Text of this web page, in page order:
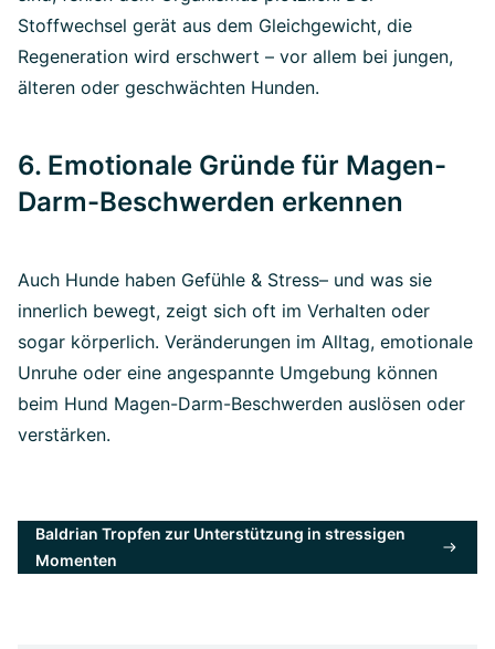
Stoffwechsel gerät aus dem Gleichgewicht, die
Regeneration wird erschwert – vor allem bei jungen,
älteren oder geschwächten Hunden.
6. Emotionale Gründe für Magen-
Darm-Beschwerden erkennen
Auch Hunde haben Gefühle & Stress– und was sie
innerlich bewegt, zeigt sich oft im Verhalten oder
sogar körperlich. Veränderungen im Alltag, emotionale
Unruhe oder eine angespannte Umgebung können
beim Hund Magen-Darm-Beschwerden auslösen oder
verstärken.
Baldrian Tropfen zur Unterstützung in stressigen
Momenten